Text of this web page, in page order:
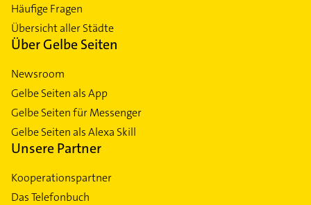
Häufige Fragen
Übersicht aller Städte
Über Gelbe Seiten
Newsroom
Gelbe Seiten als App
Gelbe Seiten für Messenger
Gelbe Seiten als Alexa Skill
Unsere Partner
Kooperationspartner
Das Telefonbuch